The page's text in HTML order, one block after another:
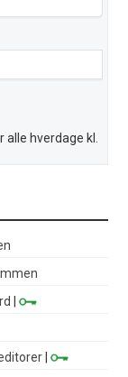
alle hverdage kl.
|
|